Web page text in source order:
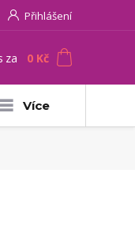
Přihlášení
za 0 Kč
Více